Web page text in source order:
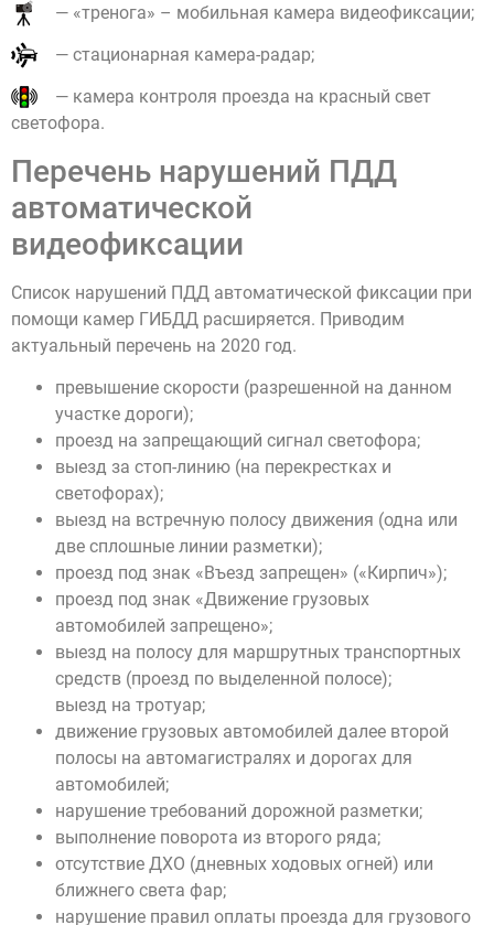
— «тренога» – мобильная камера видеофиксации;
— стационарная камера-радар;
— камера контроля проезда на красный свет
светофора.
Перечень нарушений ПДД
автоматической
видеофиксации
Список нарушений ПДД автоматической фиксации при
помощи камер ГИБДД расширяется. Приводим
актуальный перечень на 2020 год.
превышение скорости (разрешенной на данном
участке дороги);
проезд на запрещающий сигнал светофора;
выезд за стоп-линию (на перекрестках и
светофорах);
выезд на встречную полосу движения (одна или
две сплошные линии разметки);
проезд под знак «Въезд запрещен» («Кирпич»);
проезд под знак «Движение грузовых
автомобилей запрещено»;
выезд на полосу для маршрутных транспортных
средств (проезд по выделенной полосе);
выезд на тротуар;
движение грузовых автомобилей далее второй
полосы на автомагистралях и дорогах для
автомобилей;
нарушение требований дорожной разметки;
выполнение поворота из второго ряда;
отсутствие ДХО (дневных ходовых огней) или
ближнего света фар;
нарушение правил оплаты проезда для грузового